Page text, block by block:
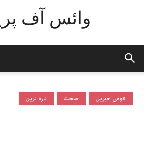
وائس آف
تازہ ترین صحت قومی خبریں